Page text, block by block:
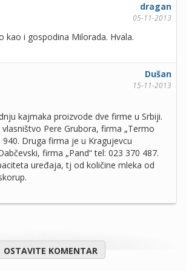
dragan
05-11-2013
kao i gospodina Milorada. Hvala.
Dušan
15-11-2013
kajmaka proizvode dve firme u Srbiji.
Pere Grubora, firma „Termo
940. Druga firma je u Kragujevcu
firma „Pand“ tel: 023 370 487.
uređaja, tj od količine mleka od
OSTAVITE KOMENTAR